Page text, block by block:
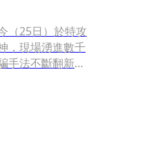
（25日）於特攻
，現場湧進數千
手法不斷翻新及